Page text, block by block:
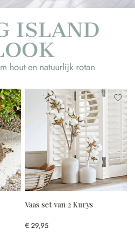
ISLAND
hout en natuurlijk rotan
Vaas set van 2 Kurys
€ 29,95